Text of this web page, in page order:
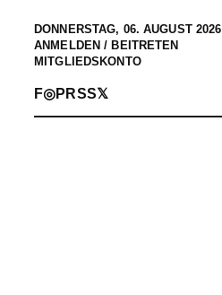
DONNERSTAG, 06. AUGUST 2026
ANMELDEN / BEITRETEN
MITGLIEDSKONTO
F◎PRSS𝕏